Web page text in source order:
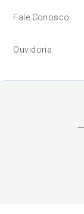
Fale Conosco
Ouvidoria